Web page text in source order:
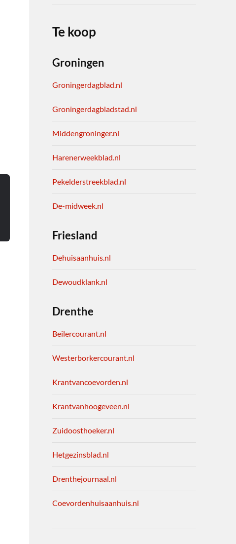
Te koop
Groningen
Groningerdagblad.nl
Groningerdagbladstad.nl
Middengroninger.nl
Harenerweekblad.nl
Pekelderstreekblad.nl
De-midweek.nl
Friesland
Dehuisaanhuis.nl
Dewoudklank.nl
Drenthe
Beilercourant.nl
Westerborkercourant.nl
Krantvancoevorden.nl
Krantvanhoogeveen.nl
Zuidoosthoeker.nl
Hetgezinsblad.nl
Drenthejournaal.nl
Coevordenhuisaanhuis.nl